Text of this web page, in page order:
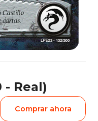
- Real)
Comprar ahora